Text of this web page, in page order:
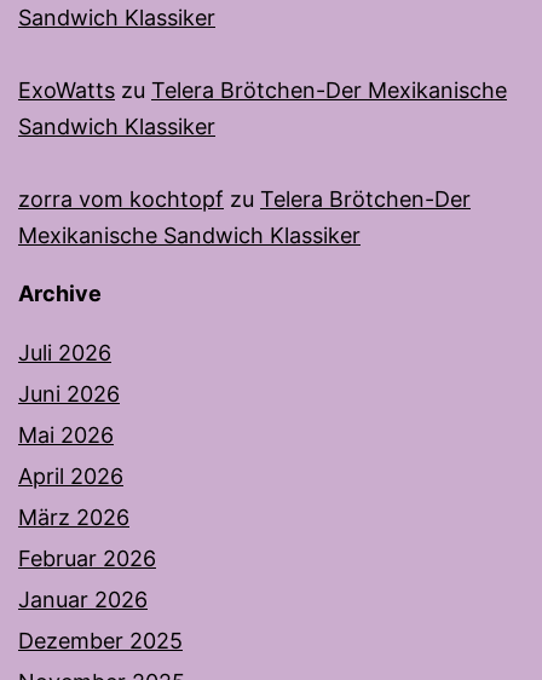
Sandwich Klassiker
ExoWatts zu Telera Brötchen-Der Mexikanische
Sandwich Klassiker
zorra vom kochtopf zu Telera Brötchen-Der
Mexikanische Sandwich Klassiker
Archive
Juli 2026
Juni 2026
Mai 2026
April 2026
März 2026
Februar 2026
Januar 2026
Dezember 2025